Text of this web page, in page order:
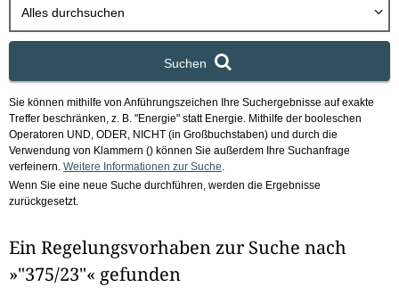
Alles durchsuchen
Suchen
Sie können mithilfe von Anführungszeichen Ihre Suchergebnisse auf exakte
Treffer beschränken, z. B. "Energie" statt Energie. Mithilfe der booleschen
Operatoren UND, ODER, NICHT (in Großbuchstaben) und durch die
Verwendung von Klammern () können Sie außerdem Ihre Suchanfrage
verfeinern. Weitere Informationen zur Suche
Wenn Sie eine neue Suche durchführen, werden die Ergebnisse
zurückgesetzt.
Ein Regelungsvorhaben zur Suche nach
»"375/23"« gefunden